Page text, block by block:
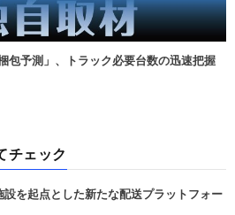
包予測」、トラック必要台数の迅速把握
チェック
を起点とした新たな配送プラットフォー